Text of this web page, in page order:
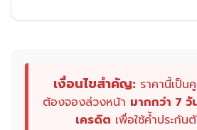
เงื่อนไขสำคัญ: ราคานี้เป็น
ต้องจองล่วงหน้า มากกว่า 7 วั
เครดิต เพื่อใช้ค้ำประกัน